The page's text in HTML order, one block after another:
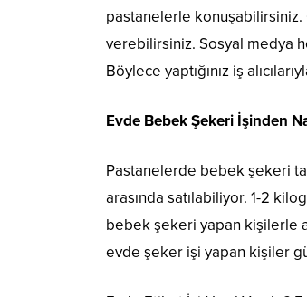
pastanelerle
verebilirsiniz. Sosyal medya
Böylece yaptığınız iş
Evde Bebek Şekeri İşinden
Pastanelerde bebek şekeri
arasında satılabiliyor. 1-2
bebek şekeri yapan kişilerle
evde şeker işi yapan kişiler